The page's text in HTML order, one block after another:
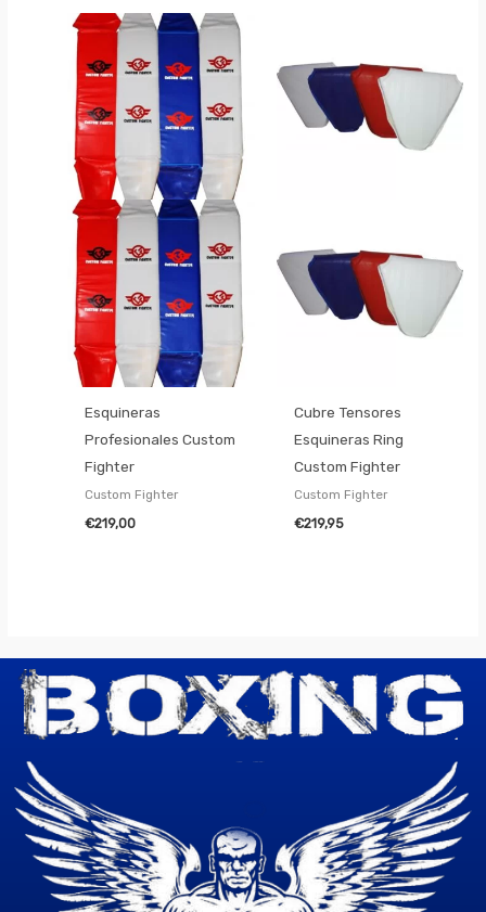
Esquineras
Profesionales Custom
Fighter
Custom Fighter
€219,00
Cubre Tensores
Esquineras Ring
Custom Fighter
Custom Fighter
€219,95